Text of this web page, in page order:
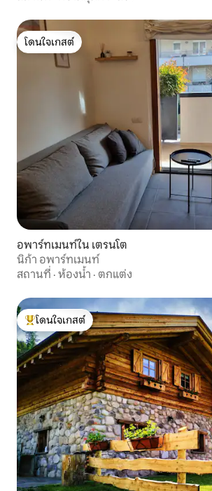
โดนใจเกสต์
โดนใจเกสต์
อพาร์ทเมนท์ใน เตรนโต
นิก้า อพาร์ทเมนท์
สถานที่ · ห้องน้ำ · ตกแต่ง
โดนใจเกสต์ที่สุด
โดนใจเกสต์